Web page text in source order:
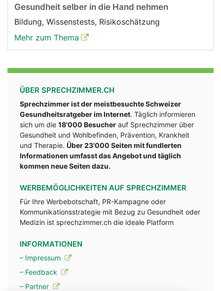
Gesundheit selber in die Hand nehmen
Bildung, Wissenstests, Risikoschätzung
Mehr zum Thema
ÜBER SPRECHZIMMER.CH
Sprechzimmer ist der meistbesuchte Schweizer
Gesundheitsratgeber im Internet. Täglich informieren
sich um die 18'000 Besucher auf Sprechzimmer über
Gesundheit und Wohlbefinden, Prävention, Krankheit
und Therapie. Über 23'000 Seiten mit fundlerten
Informationen umfasst das Angebot und täglich
kommen neue Seiten dazu.
WERBEMÖGLICHKEITEN AUF SPRECHZIMMER
Für Ihre Werbebotschaft, PR-Kampagne oder
Kommunikationsstrategie mit Bezug zu Gesundheit oder
Medizin ist sprechzimmer.ch die ideale Platform
INFORMATIONEN
– Impressum
– Feedback
– Partner